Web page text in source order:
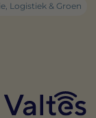
Logistiek & Groen